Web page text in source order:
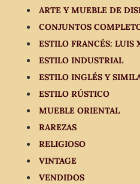
ARTE Y MUEBLE DE
CONJUNTOS
ESTILO FRANCÉS: LUIS
ESTILO INDUSTRIAL
ESTILO INGLÉS Y
ESTILO RÚSTICO
MUEBLE ORIENTAL
RAREZAS
RELIGIOSO
VINTAGE
VENDIDOS